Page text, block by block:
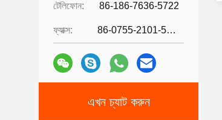
টেলিফোন: 86-186-7636-5722
ফ্যাক্স: 86-0755-2101-5736
এখন চ্যাট করুন